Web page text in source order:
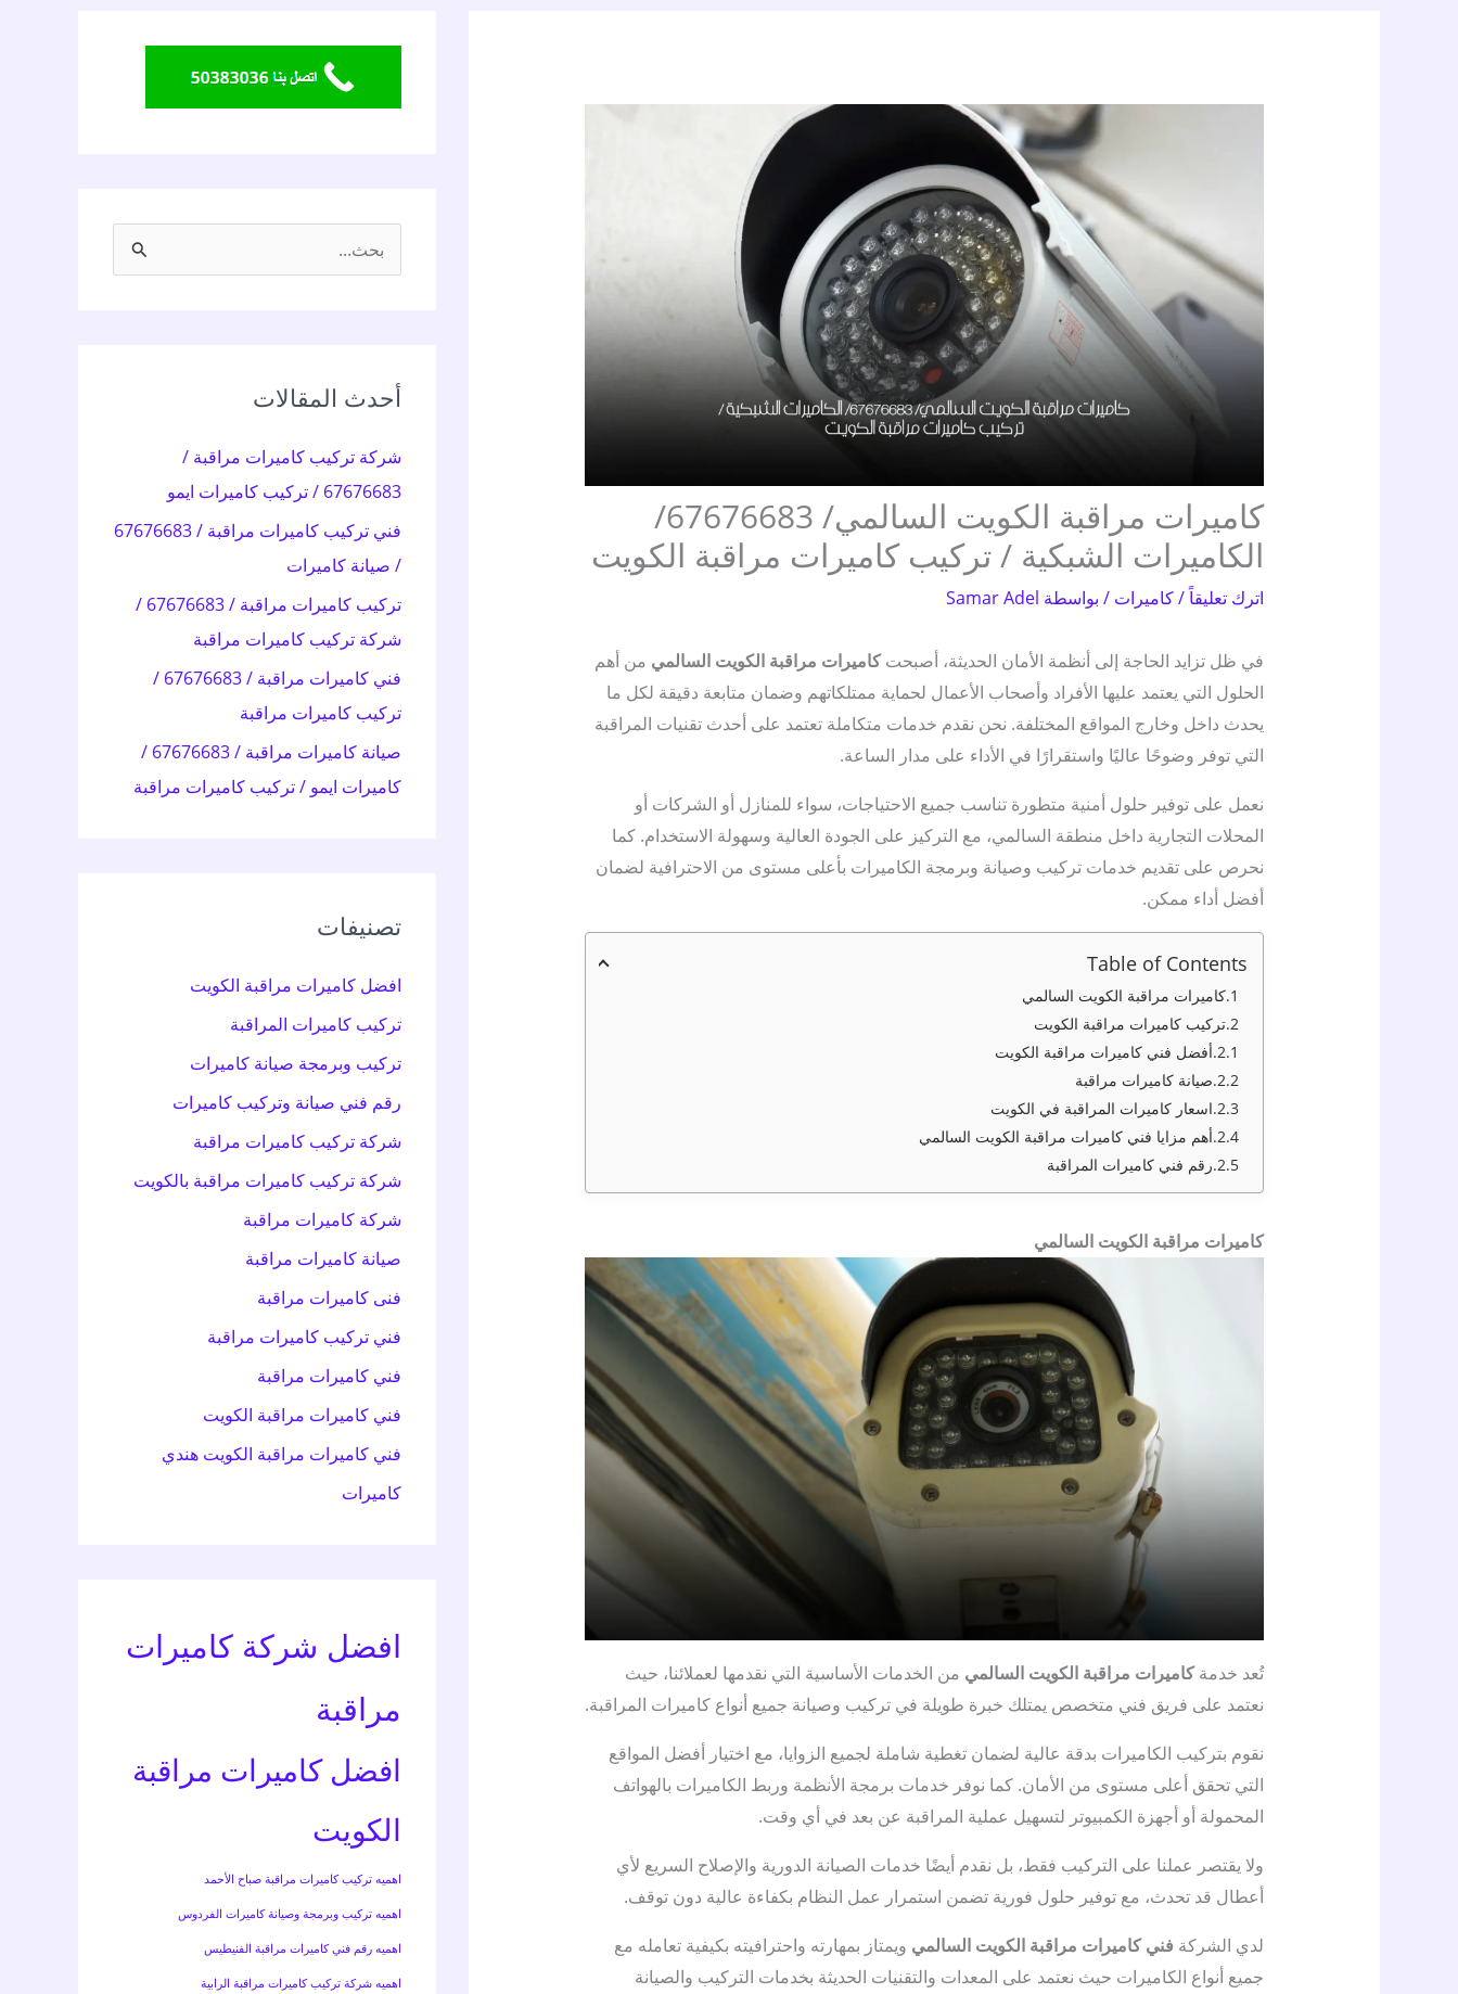
كاميرات مراقبة الكويت السالمي/ 67676683/
الكاميرات الشبكية / تركيب كاميرات مراقبة الكويت
اترك تعليقاً/كاميرات / بواسطة Samar Adel
في ظل تزايد الحاجة إلى أنظمة الأمان الحديثة، أصبحتكاميرات مراقبة الكويت السالمي من أهم
الحلول التي يعتمد عليها الأفراد وأصحاب الأعمال لحماية ممتلكاتهم وضمان متابعة دقيقة لكل ما
يحدث داخل وخارج المواقع المختلفة. نحن نقدم خدمات متكاملة تعتمد على أحدث تقنيات المراقبة
التي توفر وضوحًا عاليًا واستقرارًا في الأداء على مدار الساعة.
نعمل على توفير حلول أمنية متطورة تناسب جميع الاحتياجات، سواء للمنازل أو الشركات أو
المحلات التجارية داخل منطقة السالمي، مع التركيز على الجودة العالية وسهولة الاستخدام. كما
نحرص على تقديم خدمات تركيب وصيانة وبرمجة الكاميرات بأعلى مستوى من الاحترافية لضمان
أفضل أداء ممكن.
Table of Contents
كاميرات مراقبة الكويت السالمي
تركيب كاميرات مراقبة الكويت
أفضل فني كاميرات مراقبة الكويت
صيانة كاميرات مراقبة
اسعار كاميرات المراقبة في الكويت
أهم مزايا فني كاميرات مراقبة الكويت السالمي
رقم فني كاميرات المراقبة
كاميرات مراقبة الكويت السالمي
تُعد خدمةكاميرات مراقبة الكويت السالمي من الخدمات الأساسية التي نقدمها لعملائنا، حيث
نعتمد على فريق فني متخصص يمتلك خبرة طويلة في تركيب وصيانة جميع أنواع كاميرات المراقبة.
نقوم بتركيب الكاميرات بدقة عالية لضمان تغطية شاملة لجميع الزوايا، مع اختيار أفضل المواقع
التي تحقق أعلى مستوى من الأمان. كما نوفر خدمات برمجة الأنظمة وربط الكاميرات بالهواتف
المحمولة أو أجهزة الكمبيوتر لتسهيل عملية المراقبة عن بعد في أي وقت.
ولا يقتصر عملنا على التركيب فقط، بل نقدم أيضًا خدمات الصيانة الدورية والإصلاح السريع لأي
أعطال قد تحدث، مع توفير حلول فورية تضمن استمرار عمل النظام بكفاءة عالية دون توقف.
لدي الشركة فني كاميرات مراقبة الكويت السالمي ويمتاز بمهارته واحترافيته بكيفية تعامله مع
جميع أنواع الكاميرات حيث نعتمد على المعدات والتقنيات الحديثة بخدمات التركيب والصيانة
ث
ن
:
أحدث المقالات
شركة تركيب كاميرات مراقبة /
67676683 / تركيب كاميرات ايمو
فني تركيب كاميرات مراقبة / 67676683
/ صيانة كاميرات
تركيب كاميرات مراقبة / 67676683 /
شركة تركيب كاميرات مراقبة
فني كاميرات مراقبة / 67676683 /
تركيب كاميرات مراقبة
صيانة كاميرات مراقبة / 67676683 /
كاميرات ايمو / تركيب كاميرات مراقبة
تصنيفات
افضل كاميرات مراقبة الكويت
تركيب كاميرات المراقبة
تركيب وبرمجة صيانة كاميرات
رقم فني صيانة وتركيب كاميرات
شركة تركيب كاميرات مراقبة
شركة تركيب كاميرات مراقبة بالكويت
شركة كاميرات مراقبة
صيانة كاميرات مراقبة
فنى كاميرات مراقبة
فني تركيب كاميرات مراقبة
فني كاميرات مراقبة
فني كاميرات مراقبة الكويت
فني كاميرات مراقبة الكويت هندي
كاميرات
افضل شركة كاميرات
مراقبة
افضل كاميرات مراقبة
الكويت
اهميه تركيب كاميرات مراقبة صباح الأحمد
اهميه تركيب وبرمجة وصيانة كاميرات الفردوس
اهميه رقم فني كاميرات مراقبة الفنيطيس
اهميه شركة تركيب كاميرات مراقبة الرابية